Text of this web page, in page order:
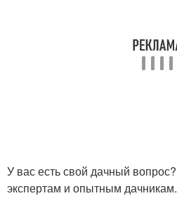
У вас есть свой дачный
экспертам и опытным дачникам.